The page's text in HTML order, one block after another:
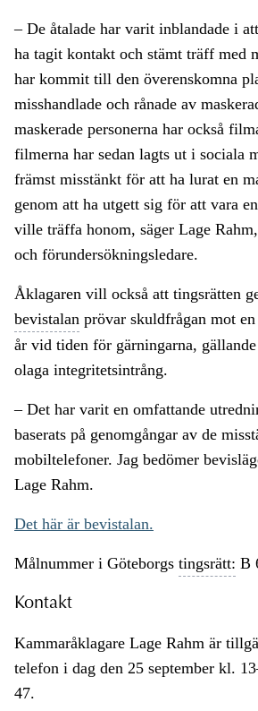
– De åtalade har varit inblandade i
ha tagit kontakt och stämt träff med
har kommit till den överenskomna
misshandlade och rånade av
maskerade personerna har också
filmerna har sedan lagts ut i sociala
främst misstänkt för att ha lurat en
genom att ha utgett sig för att vara
ville träffa honom, säger Lage
och förundersökningsledare.
Åklagaren vill också att tingsrätten
bevistalan prövar skuldfrågan mot
år vid tiden för gärningarna,
olaga integritetsintrång.
– Det har varit en omfattande
baserats på genomgångar av de
mobiltelefoner. Jag bedömer
Lage Rahm.
Det här är bevistalan.
Målnummer i Göteborgs tingsrätt: B
Kontakt
Kammaråklagare Lage Rahm är
telefon i dag den 25 september kl.
47.